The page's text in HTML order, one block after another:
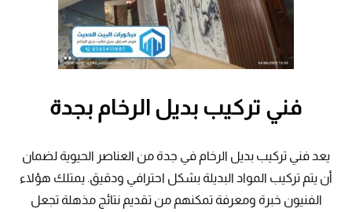
فني تركيب بديل الرخام بجدة
يعد فني تركيب بديل الرخام في جدة من العناصر الحيوية لضمان
أن يتم تركيب المواد البديلة بشكل احترافي ودقيق. يمتلك هؤلاء
الفنيون خبرة ومعرفة تمكنهم من تقديم نتائج مذهلة تجعل